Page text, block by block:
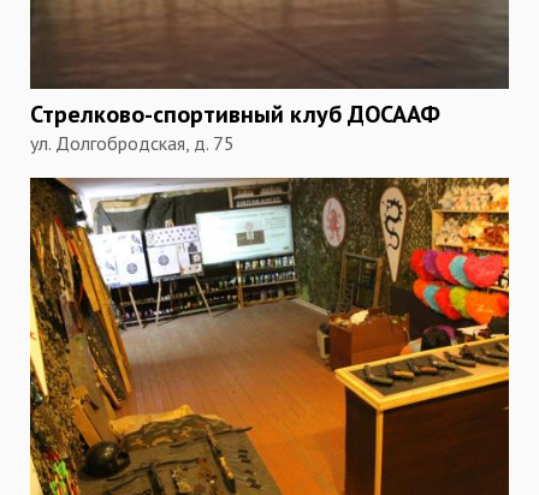
Стрелково-спортивный клуб ДОСААФ
ул. Долгобродская, д. 75